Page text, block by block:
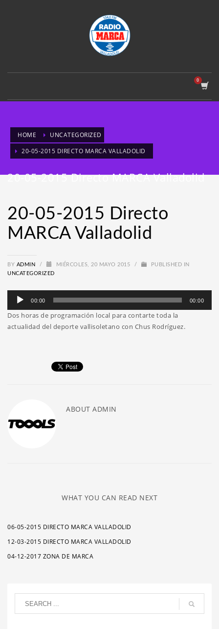
HOME
UNCATEGORIZED
20-05-2015 DIRECTO MARCA VALLADOLID
20-05-2015 Directo MARCA Valladolid
20-05-2015 Directo
MARCA Valladolid
BY ADMIN / MIÉRCOLES, 20 MAYO 2015 /
PUBLISHED IN
UNCATEGORIZED
Reproductor
audio
00:00 00:00
Dos horas de programación local para contarte toda la
actualidad del deporte vallisoletano con Chus Rodríguez.
ABOUT ADMIN
WHAT YOU CAN READ NEXT
06-05-2015 DIRECTO MARCA VALLADOLID
12-03-2015 DIRECTO MARCA VALLADOLID
04-12-2017 ZONA DE MARCA